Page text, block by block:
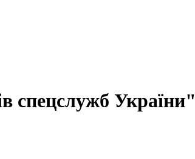
спецслужб України"